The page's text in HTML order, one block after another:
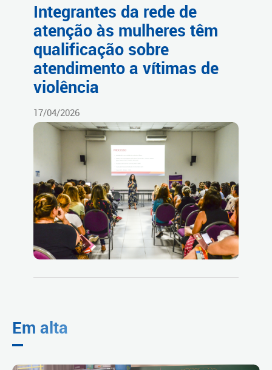
Integrantes da rede de
atenção às mulheres têm
qualificação sobre
atendimento a vítimas de
violência
17/04/2026
Em alta